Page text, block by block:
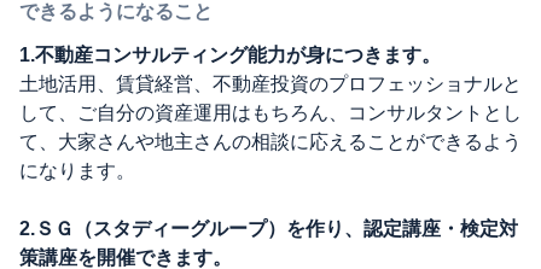
できるようになること
1.不動産コンサルティング能力が身につきます。
土地活用、賃貸経営、不動産投資のプロフェッショナルと
して、ご自分の資産運用はもちろん、コンサルタントとし
て、大家さんや地主さんの相談に応えることができるよう
になります。
2.ＳＧ（スタディーグループ）を作り、認定講座・検定対
策講座を開催できます。